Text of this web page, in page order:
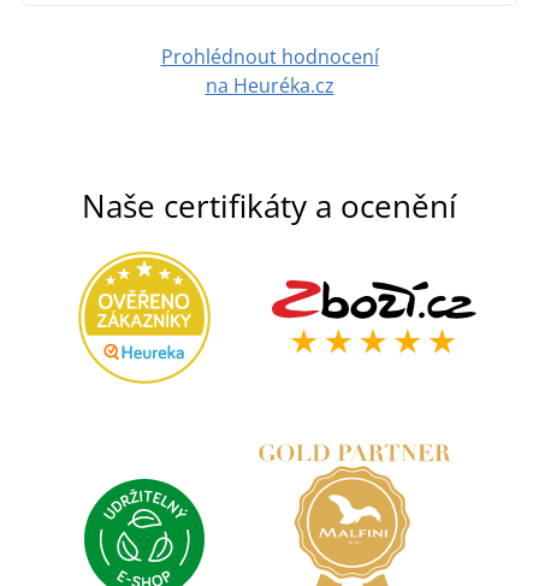
Prohlédnout hodnocení
na Heuréka.cz
Naše certifikáty a ocenění